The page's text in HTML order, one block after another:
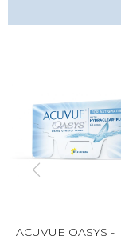
ACUVUE OASYS -